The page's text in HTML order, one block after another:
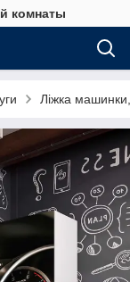
комнаты
Ліжка машинки,